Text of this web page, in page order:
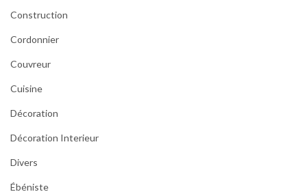
Construction
Cordonnier
Couvreur
Cuisine
Décoration
Décoration Interieur
Divers
Ébéniste